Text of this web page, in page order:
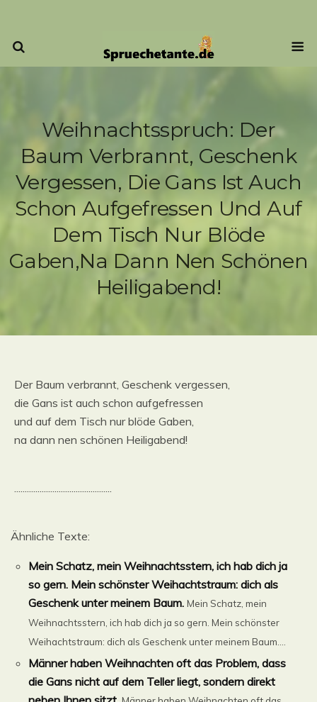
Weihnachtsspruch: Der
Baum Verbrannt, Geschenk
Vergessen, Die Gans Ist Auch
Schon Aufgefressen Und Auf
Dem Tisch Nur Blöde
Gaben,na Dann Nen Schönen
Heiligabend!
Der Baum verbrannt, Geschenk vergessen,
die Gans ist auch schon aufgefressen
und auf dem Tisch nur blöde Gaben,
na dann nen schönen Heiligabend!
..............................................
Ähnliche Texte:
Mein Schatz, mein Weihnachtsstern, ich hab dich ja
so gern. Mein schönster Weihachtstraum: dich als
Geschenk unter meinem Baum. Mein Schatz, mein
Weihnachtsstern, ich hab dich ja so gern. Mein schönster
Weihachtstraum: dich als Geschenk unter meinem Baum....
Männer haben Weihnachten oft das Problem, dass
die Gans nicht auf dem Teller liegt, sondern direkt